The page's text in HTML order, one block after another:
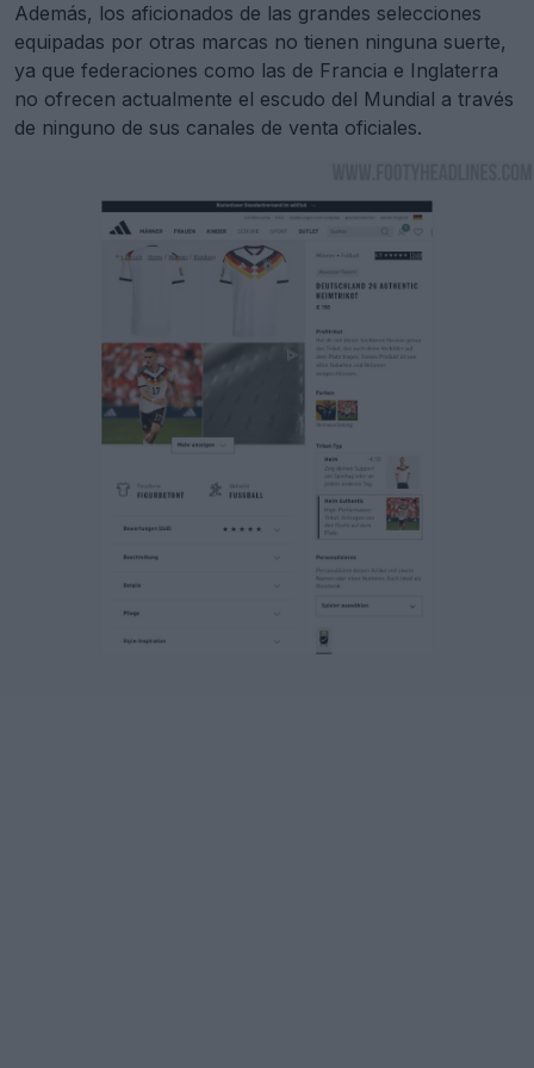
Además, los aficionados de las grandes selecciones
equipadas por otras marcas no tienen ninguna suerte,
ya que federaciones como las de Francia e Inglaterra
no ofrecen actualmente el escudo del Mundial a través
de ninguno de sus canales de venta oficiales.